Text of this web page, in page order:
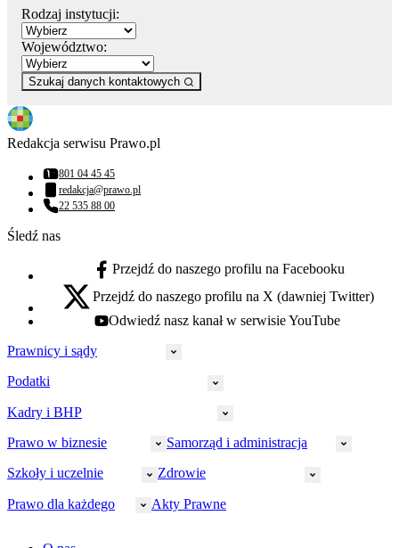
Rodzaj instytucji:
Województwo:
Szukaj danych kontaktowych
Redakcja serwisu Prawo.pl
Numer telefonu:
801 04 45 45
Adres email:
redakcja@prawo.pl
Numer telefonu:
22 535 88 00
Śledź nas
facebook - otwiera się w nowej karcie
Przejdź do naszego profilu na Facebooku
x - otwiera się w nowej karcie
Przejdź do naszego profilu na X (dawniej Twitter)
youtube - otwiera się w nowej karcie
Odwiedź nasz kanał w serwisie YouTube
Prawnicy i sądy
Prawnicy
Policja
Strefa aplikanta
Sędziowie
Podatki
CIT
Akcyza
Rachunkowość
Kadry i BHP
HR
Ubezpieczenia społeczne
Prawo w biznesie
Małe i średnie firmy
Samorząd i administracja
Bezpieczeństwo publiczne
Szkoły i uczelnie Zdrowie
Prawo dla każdego Akty Prawne